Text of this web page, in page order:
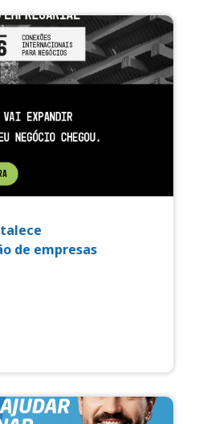
de empresas